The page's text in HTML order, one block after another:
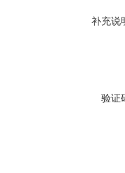
补充说
验证